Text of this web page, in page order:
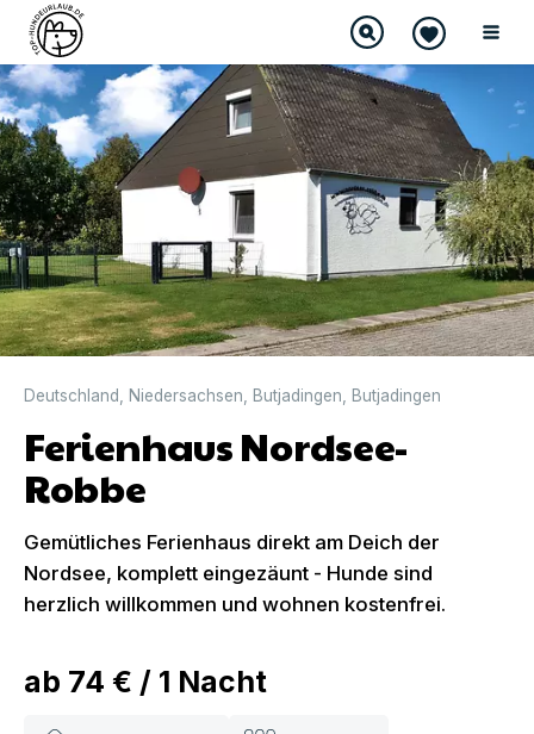
Deutschland Niedersachsen Butjadingen Butjadingen
Ferienhaus Nordsee-
Robbe
Gemütliches Ferienhaus direkt am Deich der
Nordsee, komplett eingezäunt - Hunde sind
herzlich willkommen und wohnen kostenfrei.
ab 74 € / 1 Nacht